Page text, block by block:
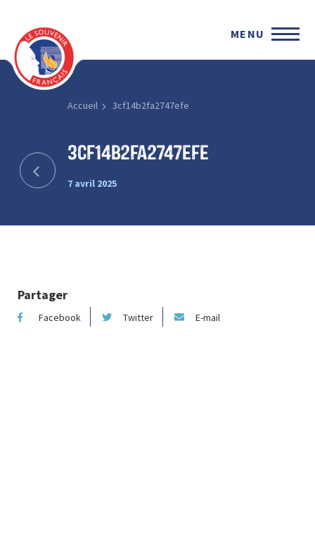
MENU
Accueil 3cf14b2fa2747efe
3cf14b2fa2747efe
7 avril 2025
Partager
Facebook Twitter E-mail